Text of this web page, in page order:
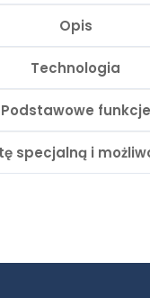
Opis
Technologia
Podstawowe funkcje
specjalną i